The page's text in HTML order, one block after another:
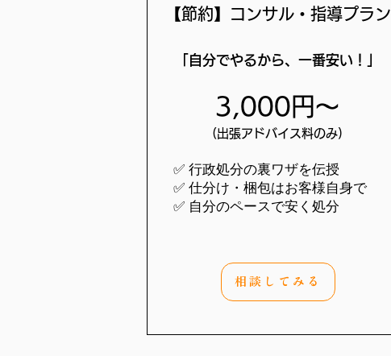
【節約】コンサル・指導プラン
「自分でやるから、一番安い！」
3,000円〜
(出張アドバイス料のみ)
✅ 行政処分の裏ワザを伝授
✅ 仕分け・梱包はお客様自身で
✅ 自分のペースで安く処分
相談してみる